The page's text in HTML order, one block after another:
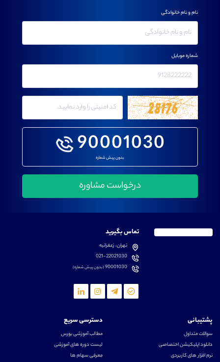
90001030
بدون پیش شماره
نام و نام خانوادگی
شماره موبایل
تماس بگیرید
تهران، زعفرانیه
021-22021030
90001030(بدون پیش شماره)
پشتیبانی
سوالات متداول
دانلود اپلیکیشن اختصاصی
نرم افزار های کاربردی
دسترسی سریع
مطالب آموزشی بورس
لیست دوره های آموزشی
معرفی سهام ها